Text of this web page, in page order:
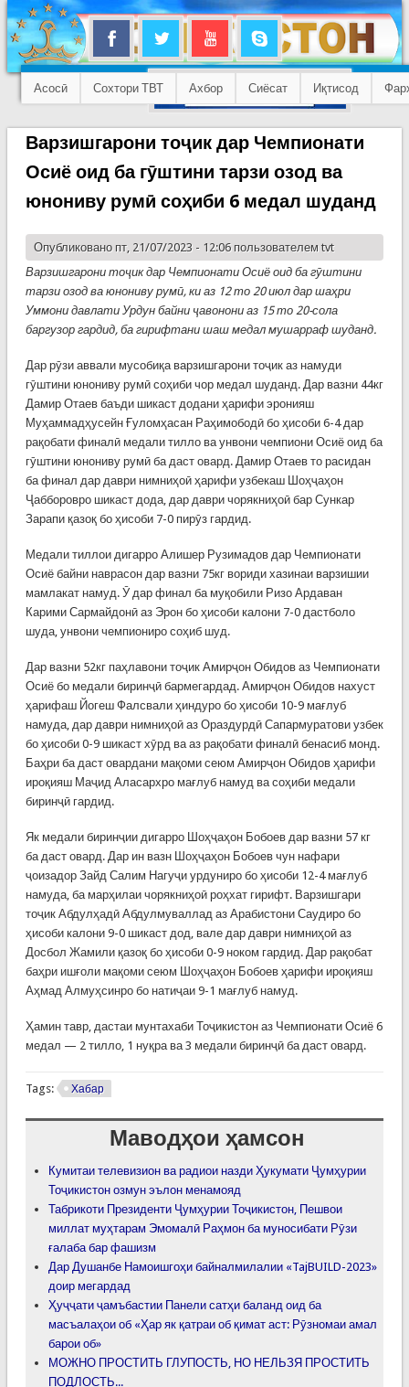
Асосӣ Сохтори ТВТ Ахбор Сиёсат Иқтисод
Варзишгарони тоҷик дар Чемпионати
Осиё оид ба гӯштини тарзи озод ва
юнониву румӣ соҳиби 6 медал шуданд
Опубликовано пт, 21/07/2023 - 12:06 пользователем tvt
Варзишгарони тоҷик дар Чемпионати Осиё оид ба гӯштини
тарзи озод ва юнониву румӣ, ки аз 12 то 20 июл дар шаҳри
Уммони давлати Урдун байни ҷавонони аз 15 то 20-сола
баргузор гардид, ба гирифтани шаш медал мушарраф шуданд.
Дар рӯзи аввали мусобиқа варзишгарони тоҷик аз намуди
гӯштини юнониву румӣ соҳиби чор медал шуданд. Дар вазни 44кг
Дамир Отаев баъди шикаст додани ҳарифи эронияш
Муҳаммадҳусейн Ғуломҳасан Раҳимободӣ бо ҳисоби 6-4 дар
рақобати финалӣ медали тилло ва унвони чемпиони Осиё оид ба
гӯштини юнониву румӣ ба даст овард. Дамир Отаев то расидан
ба финал дар даври нимниҳоӣ ҳарифи узбекаш Шоҳҷаҳон
Ҷабборовро шикаст дода, дар даври чорякниҳоӣ бар Сункар
Зарапи қазоқ бо ҳисоби 7-0 пирӯз гардид.
Медали тиллои дигарро Алишер Рузимадов дар Чемпионати
Осиё байни наврасон дар вазни 75кг вориди хазинаи варзишии
мамлакат намуд. Ӯ дар финал ба муқобили Ризо Ардаван
Карими Сармайдонӣ аз Эрон бо ҳисоби калони 7-0 дастболо
шуда, унвони чемпиониро соҳиб шуд.
Дар вазни 52кг паҳлавони тоҷик Амирҷон Обидов аз Чемпионати
Осиё бо медали биринҷӣ бармегардад. Амирҷон Обидов нахуст
ҳарифаш Йогеш Фалсвали ҳиндуро бо ҳисоби 10-9 мағлуб
намуда, дар даври нимниҳоӣ аз Ораздурдӣ Сапармуратови узбек
бо ҳисоби 0-9 шикаст хӯрд ва аз рақобати финалӣ бенасиб монд.
Баҳри ба даст овардани мақоми сеюм Амирҷон Обидов ҳарифи
ироқияш Маҷид Аласархро мағлуб намуд ва соҳиби медали
биринҷӣ гардид.
Як медали биринҷии дигарро Шоҳҷаҳон Бобоев дар вазни 57 кг
ба даст овард. Дар ин вазн Шоҳҷаҳон Бобоев чун нафари
ҷоизадор Зайд Салим Нагуҷи урдуниро бо ҳисоби 12-4 мағлуб
намуда, ба марҳилаи чорякниҳоӣ роҳхат гирифт. Варзишгари
тоҷик Абдулҳадӣ Абдулмуваллад аз Арабистони Саудиро бо
ҳисоби калони 9-0 шикаст дод, вале дар даври нимниҳоӣ аз
Досбол Жамили қазоқ бо ҳисоби 0-9 ноком гардид. Дар рақобат
баҳри ишғоли мақоми сеюм Шоҳҷаҳон Бобоев ҳарифи ироқияш
Аҳмад Алмуҳсинро бо натиҷаи 9-1 мағлуб намуд.
Ҳамин тавр, дастаи мунтахаби Тоҷикистон аз Чемпионати Осиё 6
медал — 2 тилло, 1 нуқра ва 3 медали биринҷӣ ба даст овард.
Tags: Хабар
Маводҳои ҳамсон
Кумитаи телевизион ва радиои назди Ҳукумати Ҷумҳурии
Тоҷикистон озмун эълон менамояд
Табрикоти Президенти Ҷумҳурии Тоҷикистон, Пешвои
миллат муҳтарам Эмомалӣ Раҳмон ба муносибати Рӯзи
ғалаба бар фашизм
Дар Душанбе Намоишгоҳи байналмилалии «TajBUILD-2023»
доир мегардад
Ҳуҷҷати ҷамъбастии Панели сатҳи баланд оид ба
масъалаҳои об «Ҳар як қатраи об қимат аст: Рӯзномаи амал
барои об»
МОЖНО ПРОСТИТЬ ГЛУПОСТЬ, НО НЕЛЬЗЯ ПРОСТИТЬ
ПОДЛОСТЬ...